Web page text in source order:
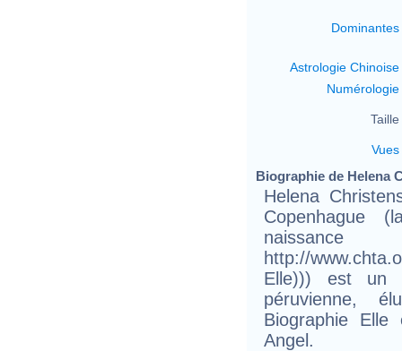
Dominantes
Astrologie Chinoise
Numérologie
Taille
Vues
Biographie de Helena
Helena
Copenhague
http://
Elle))) est un
péruvienne,
Biographie
Angel.